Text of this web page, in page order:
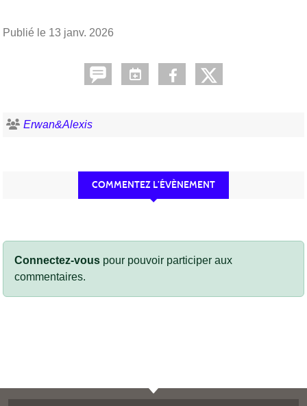
Publié le 13 janv. 2026
Erwan&Alexis
COMMENTEZ L’ÉVÈNEMENT
Connectez-vous pour pouvoir participer aux
commentaires.